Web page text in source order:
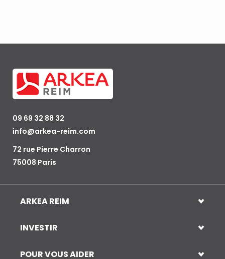
09 69 32 88 32
info@arkea-reim.com
72 rue Pierre Charron
75008 Paris
ARKEA REIM
INVESTIR
POUR VOUS AIDER